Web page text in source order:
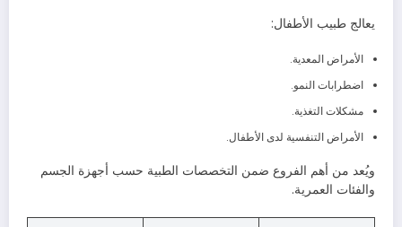
يعالج طبيب الأطفال:
الأمراض المعدية.
اضطرابات النمو.
مشكلات التغذية.
الأمراض التنفسية لدى الأطفال.
ويُعد من أهم الفروع ضمن التخصصات الطبية حسب أجهزة الجسم
والفئات العمرية.